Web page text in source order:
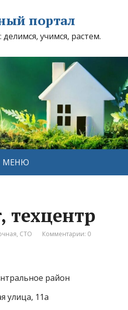
портал
учимся, растем.
МЕНЮ
техцентр
, СТО Комментарии: 0
район
улица, 11а